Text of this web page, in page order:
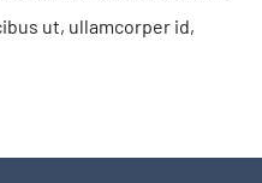
ut, ullamcorper id,